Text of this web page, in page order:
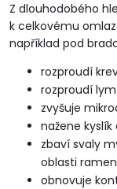
Z dlouhodobého
k celkovému
například pod
rozproudí
rozproudí
zvyšuje
nažene
zbaví svaly
oblasti
obnovuje